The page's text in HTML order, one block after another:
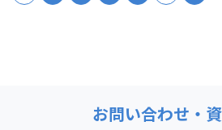
お問い合わせ・